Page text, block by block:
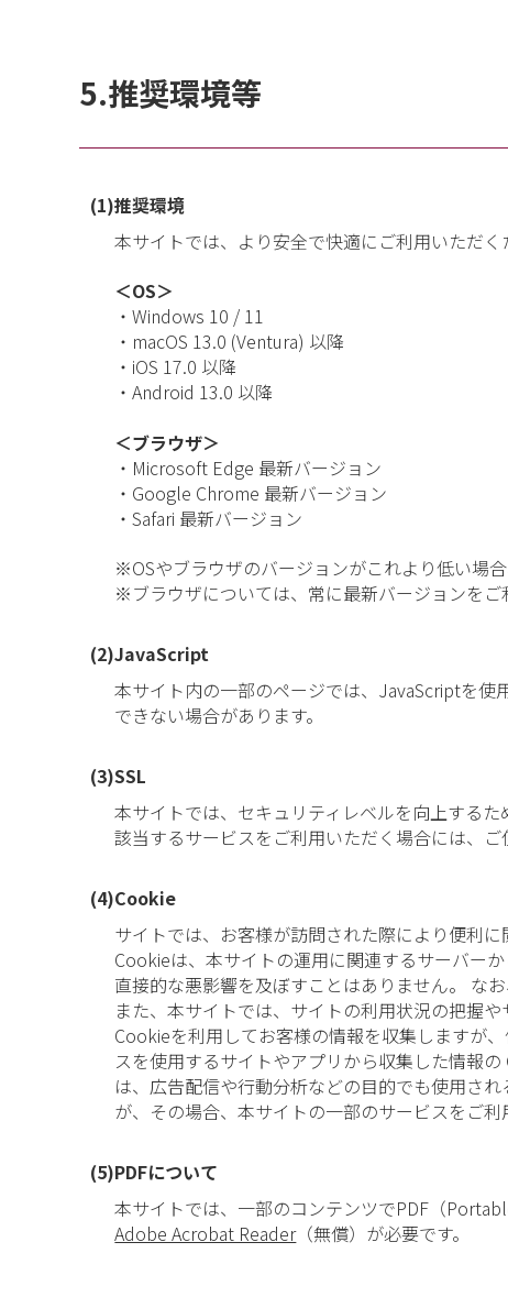
5.推奨環境等
(1)推奨環境
本サイトでは、より安全で快適にご利用いただく
＜OS＞
・Windows 10 / 11
・macOS 13.0 (Ventura) 以降
・iOS 17.0 以降
・Android 13.0 以降
＜ブラウザ＞
・Microsoft Edge 最新バージョン
・Google Chrome 最新バージョン
・Safari 最新バージョン
※OSやブラウザのバージョンがこれより低い場
※ブラウザについては、常に最新バージョンをご
(2)JavaScript
本サイト内の一部のページでは、JavaScriptを
できない場合があります。
(3)SSL
本サイトでは、セキュリティレベルを向上する
該当するサービスをご利用いただく場合には、
(4)Cookie
サイトでは、お客様が訪問された際により便利
Cookieは、本サイトの運用に関連するサーバー
直接的な悪影響を及ぼすことはありません。 な
また、本サイトでは、サイトの利用状況の把握
Cookieを利用してお客様の情報を収集しますが
スを使用するサイトやアプリから収集した情報
は、広告配信や行動分析などの目的でも使用さ
が、その場合、本サイトの一部のサービスをご利
(5)PDFについて
本サイトでは、一部のコンテンツでPDF（
Adobe Acrobat Reader（無償）が必要です。